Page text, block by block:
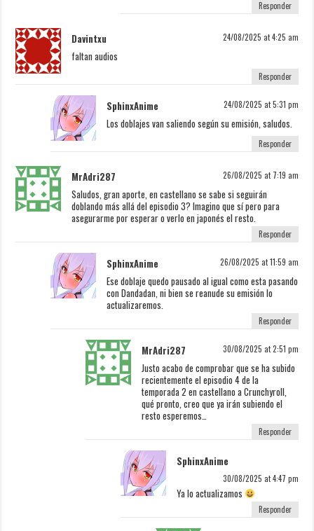
Responder
Davintxu 24/08/2025 at 4:25 am
faltan audios
Responder
SphinxAnime 24/08/2025 at 5:31 pm
Los doblajes van saliendo según su emisión, saludos.
Responder
MrAdri287 26/08/2025 at 7:19 am
Saludos, gran aporte, en castellano se sabe si seguirán
doblando más allá del episodio 3? Imagino que sí pero para
asegurarme por esperar o verlo en japonés el resto.
Responder
SphinxAnime 26/08/2025 at 11:59 am
Ese doblaje quedo pausado al igual como esta pasando
con Dandadan, ni bien se reanude su emisión lo
actualizaremos.
Responder
MrAdri287 30/08/2025 at 2:51 pm
Justo acabo de comprobar que se ha subido
recientemente el episodio 4 de la
temporada 2 en castellano a Crunchyroll,
qué pronto, creo que ya irán subiendo el
resto esperemos…
Responder
SphinxAnime
30/08/2025 at 4:47 pm
Ya lo actualizamos
Responder